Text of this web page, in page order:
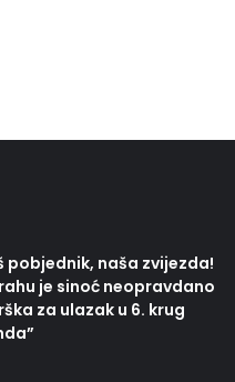
pobjednik, naša zvijezda!
je sinoć neopravdano
za ulazak u 6. krug